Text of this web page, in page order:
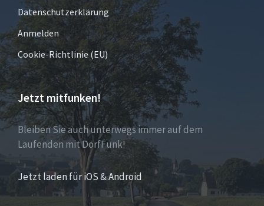
Datenschutzerklärung
Anmelden
Cookie-Richtlinie (EU)
Jetzt mitfunken!
Bleiben Sie auch unterwegs immer auf dem
Laufenden mit DorfFunk!
Jetzt laden für iOS & Android